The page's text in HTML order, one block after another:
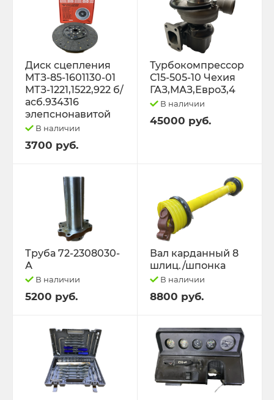
Диск сцепления
МТЗ-85-1601130-01
МТЗ-1221,1522,922 б/
асб.934316
элепснонавитой
В наличии
3700 руб.
Турбокомпрессор
С15-505-10 Чехия
ГАЗ,МАЗ,Евро3,4
В наличии
45000 руб.
Труба 72-2308030-
А
В наличии
5200 руб.
Вал карданный 8
шлиц./шпонка
В наличии
8800 руб.